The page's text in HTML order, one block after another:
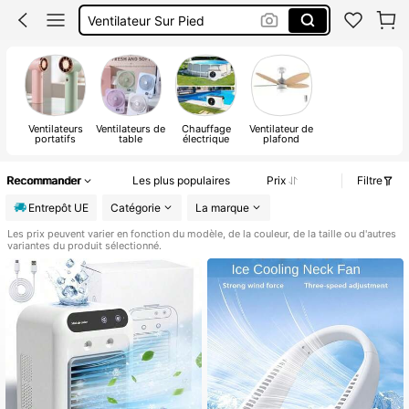
Ventilateur De Cou
Ventilateur
Ventilateurs
portatifs
Ventilateurs de
table
Chauffage
électrique
Ventilateur de
plafond
Recommander Les plus populaires Prix
Filtre
Entrepôt UE
Catégorie La marque
Les prix peuvent varier en fonction du modèle, de la couleur, de la taille ou d'autres
variantes du produit sélectionné.